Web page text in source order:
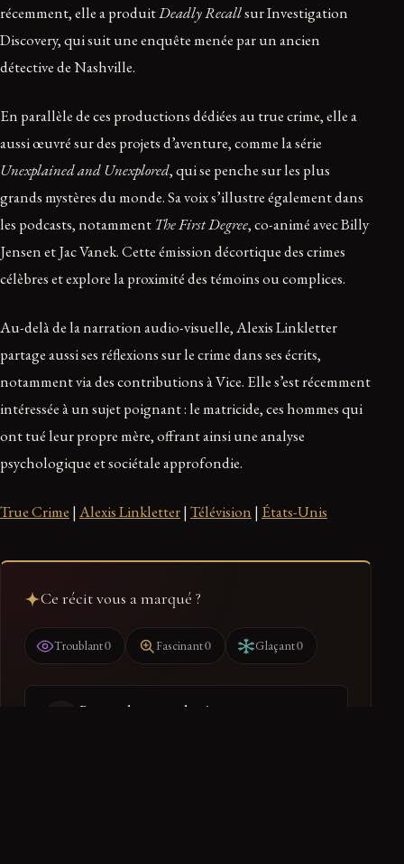
récemment, elle a produitDeadly Recallsur Investigation
Discovery, qui suit une enquête menée par un ancien
détective de Nashville.
En parallèle de ces productions dédiées au true crime, elle a
aussi œuvré sur des projets d’aventure, comme la série
Unexplained and Unexplored, qui se penche sur les plus
grands mystères du monde. Sa voix s’illustre également dans
les podcasts, notamment The First Degree, co-animé avec Billy
Jensen et Jac Vanek. Cette émission décortique des crimes
célèbres et explore la proximité des témoins ou complices.
Au-delà de la narration audio-visuelle, Alexis Linkletter
partage aussi ses réflexions sur le crime dans ses écrits,
notamment via des contributions à Vice. Elle s’est récemment
intéressée à un sujet poignant : le matricide, ces hommes qui
ont tué leur propre mère, offrant ainsi une analyse
psychologique et sociétale approfondie.
True Crime | Alexis Linkletter| Télévision | États-Unis
Ce récit vous a marqué ?
Troublant0 Fascinant0 Glaçant0
Ranger dans mon dossier